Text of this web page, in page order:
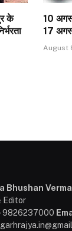
के
10
17
August
Bhushan Verma
Editor
9826237000